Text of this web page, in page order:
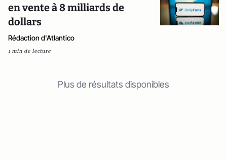
en vente à 8 milliards de
dollars
Rédaction d'Atlantico
1 min de lecture
Plus de résultats disponibles